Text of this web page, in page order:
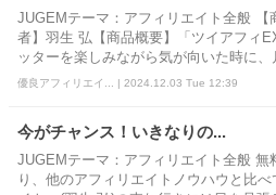
JUGEMテーマ：アフィリエイト全般 【
者】羽生 弘【商品概要】「ツイアフィ
ッターを楽しみながら気が向いた時に、
優良アフィリエイ... | 2024.12.03 Tue 12:39
今がチャンス！いきなりの...
JUGEMテーマ：アフィリエイト全般 無
り、他のアフィリエイトノウハウと比